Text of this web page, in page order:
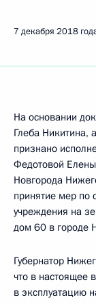
7 декабря 2018
На основании
Глеба Никитина,
признано
Федотовой
Новгорода
принятие мер по
учреждения на
дом 60 в городе
Губернатор
что в настоящее
в эксплуатацию